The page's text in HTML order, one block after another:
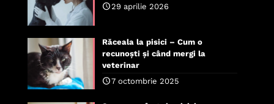
29 aprilie 2026
Răceala la pisici – Cum o
recunoști și când mergi la
veterinar
7 octombrie 2025